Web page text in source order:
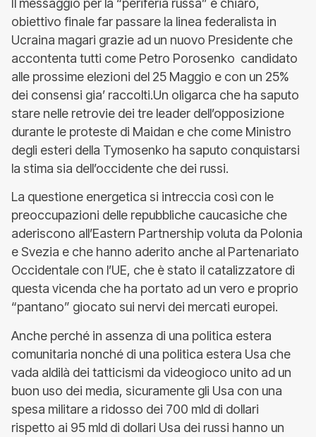
Il messaggio per la “periferia russa” è chiaro,
obiettivo finale far passare la linea federalista in
Ucraina magari grazie ad un nuovo Presidente che
accontenta tutti come Petro Porosenko candidato
alle prossime elezioni del 25 Maggio e con un 25%
dei consensi gia’ raccolti.Un oligarca che ha saputo
stare nelle retrovie dei tre leader dell’opposizione
durante le proteste di Maidan e che come Ministro
degli esteri della Tymosenko ha saputo conquistarsi
la stima sia dell’occidente che dei russi.
La questione energetica si intreccia così con le
preoccupazioni delle repubbliche caucasiche che
aderiscono all’Eastern Partnership voluta da Polonia
e Svezia e che hanno aderito anche al Partenariato
Occidentale con l’UE, che è stato il catalizzatore di
questa vicenda che ha portato ad un vero e proprio
“pantano” giocato sui nervi dei mercati europei.
Anche perché in assenza di una politica estera
comunitaria nonché di una politica estera Usa che
vada aldilà dei tatticismi da videogioco unito ad un
buon uso dei media, sicuramente gli Usa con una
spesa militare a ridosso dei 700 mld di dollari
rispetto ai 95 mld di dollari Usa dei russi hanno un